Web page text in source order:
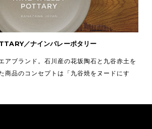
／ナインバレーポタリー
アブランド。石川産の花坂陶石と九谷赤土を
商品のコンセプトは「九谷焼をヌードにす